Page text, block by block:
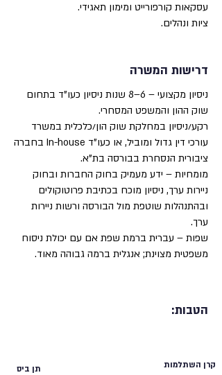
עסקאות קורפורייט ומימון תאגידי.
ציות ונהלים.
דרישות המשרה
ניסיון מקצועי – 6–8 שנות ניסיון כעו"ד בתחום
שוק ההון והמשפט המסחרי.
רקע/ניסיון במחלקת שוק הון/כלכלית במשרד
עורכי דין גדול ומוביל, או כעו"ד In-house בחברה
ציבורית הנסחרת בבורסה בת"א.
מומחיות – ידע מעמיק בחוק החברות ובחוק
ניירות ערך, ניסיון מוכח בכתיבת פרוטוקולים
ובהתנהלות שוטפת מול הבורסה ורשות ניירות
ערך.
שפות – עברית ברמת שפת אם עם יכולת ניסוח
משפטית מצוינת; אנגלית ברמה גבוהה מאוד.
הטבות:
תן ביס קרן השתלמות